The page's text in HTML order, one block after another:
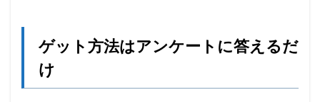
ゲット方法はアンケートに答えるだ
け